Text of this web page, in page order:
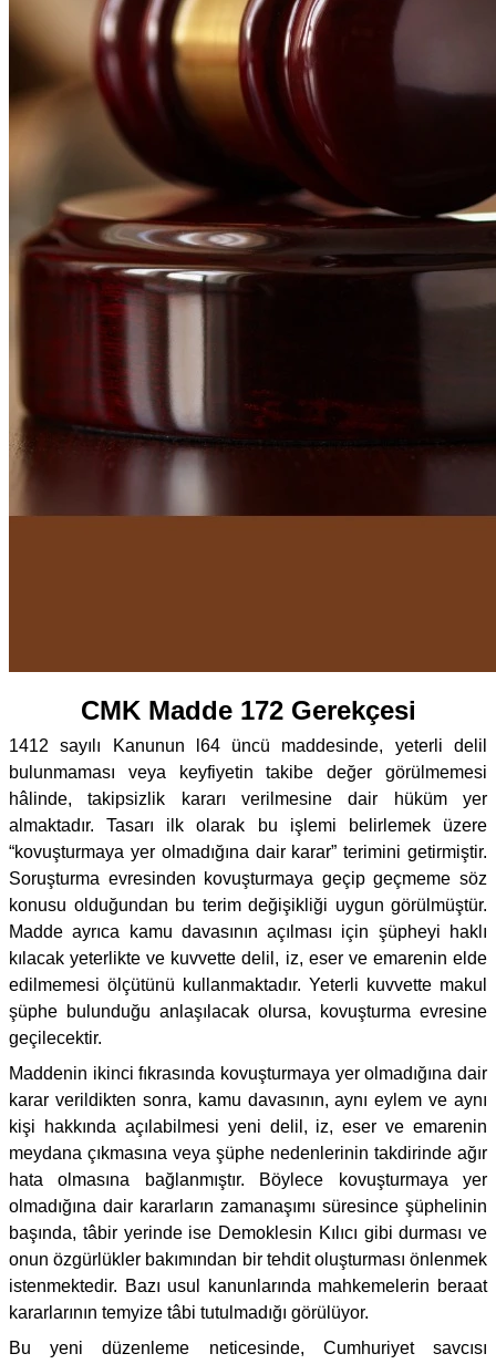
CMK Madde 172 Gerekçesi
1412 sayılı Kanunun l64 üncü maddesinde, yeterli delil
bulunmaması veya keyfiyetin takibe değer görülmemesi
hâlinde, takipsizlik kararı verilmesine dair hüküm yer
almaktadır. Tasarı ilk olarak bu işlemi belirlemek üzere
“kovuşturmaya yer olmadığına dair karar” terimini getirmiştir.
Soruşturma evresinden kovuşturmaya geçip geçmeme söz
konusu olduğundan bu terim değişikliği uygun görülmüştür.
Madde ayrıca kamu davasının açılması için şüpheyi haklı
kılacak yeterlikte ve kuvvette delil, iz, eser ve emarenin elde
edilmemesi ölçütünü kullanmaktadır. Yeterli kuvvette makul
şüphe bulunduğu anlaşılacak olursa, kovuşturma evresine
geçilecektir.
Maddenin ikinci fıkrasında kovuşturmaya yer olmadığına dair
karar verildikten sonra, kamu davasının, aynı eylem ve aynı
kişi hakkında açılabilmesi yeni delil, iz, eser ve emarenin
meydana çıkmasına veya şüphe nedenlerinin takdirinde ağır
hata olmasına bağlanmıştır. Böylece kovuşturmaya yer
olmadığına dair kararların zamanaşımı süresince şüphelinin
başında, tâbir yerinde ise Demoklesin Kılıcı gibi durması ve
onun özgürlükler bakımından bir tehdit oluşturması önlenmek
istenmektedir. Bazı usul kanunlarında mahkemelerin beraat
kararlarının temyize tâbi tutulmadığı görülüyor.
Bu yeni düzenleme neticesinde, Cumhuriyet savcısı